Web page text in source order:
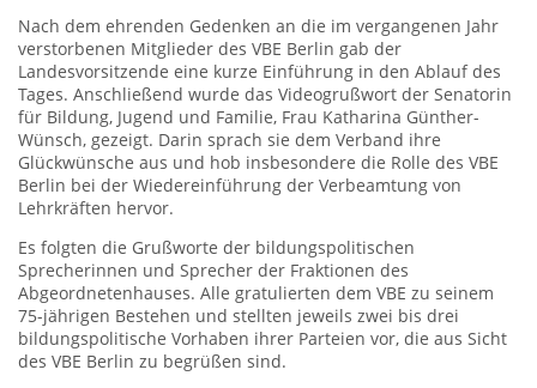
Nach dem ehrenden Gedenken an die im vergangenen Jahr
verstorbenen Mitglieder des VBE Berlin gab der
Landesvorsitzende eine kurze Einführung in den Ablauf des
Tages. Anschließend wurde das Videogrußwort der Senatorin
für Bildung, Jugend und Familie, Frau Katharina Günther-
Wünsch, gezeigt. Darin sprach sie dem Verband ihre
Glückwünsche aus und hob insbesondere die Rolle des VBE
Berlin bei der Wiedereinführung der Verbeamtung von
Lehrkräften hervor.
Es folgten die Grußworte der bildungspolitischen
Sprecherinnen und Sprecher der Fraktionen des
Abgeordnetenhauses. Alle gratulierten dem VBE zu seinem
75-jährigen Bestehen und stellten jeweils zwei bis drei
bildungspolitische Vorhaben ihrer Parteien vor, die aus Sicht
des VBE Berlin zu begrüßen sind.